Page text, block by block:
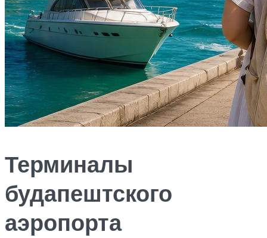
Терминалы
будапештского
аэропорта